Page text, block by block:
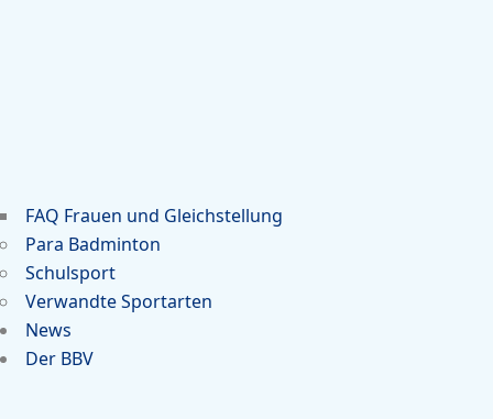
FAQ Frauen und Gleichstellung
Para Badminton
Schulsport
Verwandte Sportarten
News
Der BBV